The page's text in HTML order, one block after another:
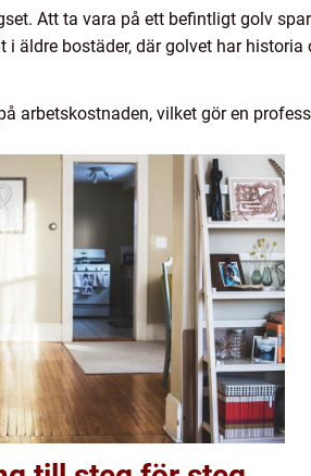
Att ta vara på ett befintligt golv
äldre bostäder, där golvet har
arbetskostnaden, vilket gör en